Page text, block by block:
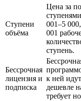
Ступени
объёма
Цена за
001–5
001
ступень.
Бессрочная
лицензия и
подписка
к ней
дешевле
требует